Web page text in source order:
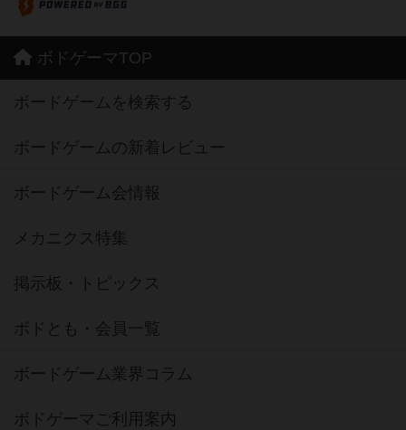
ボドゲーマTOP
ボードゲームを検索する
ボードゲームの新着レビュー
ボードゲーム会情報
メカニクス特集
掲示板・トピックス
ボドとも・会員一覧
ボードゲーム業界コラム
ボドゲーマご利用案内